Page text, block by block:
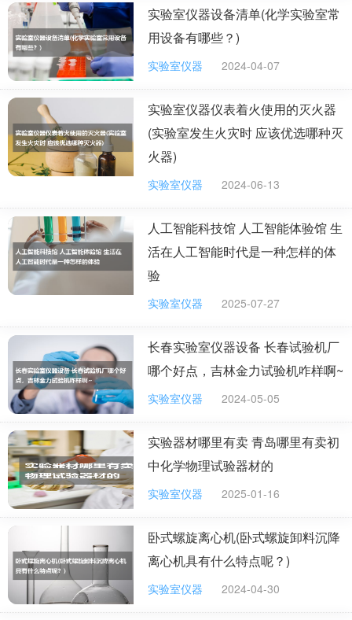
扩展资料：
火灾逃生时不要盲目跟从人流相互拥挤、乱冲乱窜。
撤离时要注意，朝明亮处或外面空旷的地方跑。起火后千
万不要乘坐电梯逃生，要通过防火通道走楼梯脱险。
室内有小孩、老人时，要用床单、窗帘等制作简易救
生绳，从窗台沿绳缓降至下面的楼层或地面，使他们尽快
脱险。从火场逃离后，假如身上衣服着了火，应尽快脱
掉，如来不及脱掉，可就地打滚灭火。
参考资料来源：人民网——电气火灾怎么防怎么救？
电气设备发生火灾时，怎样切断电源？带电灭火时应注
火
实验室安全操作规程
实验室安全操作规程 由于实验室设备大多为用电设备，因而由于操
作不慎可能导致人身安全与设备安全受到损害。为了保证实验工作
的顺利展开，为师生创造一个良好的、安全的实验环境，在本实验
室操作者都必须遵守以下的安全操作规程：一、不准穿拖鞋进入实
验室，注意保持实验室的清洁卫生；二、严格的按照仪器操作规
程，正确操作仪器；三、实验室内不准使用明火，就座后不得随意
来回走动，以免触碰电源、电缆等；四、实验时若发现仪器设备出
现故障或异常情况（如：有异味、冒烟等）时，应立即关闭电源开
关，拨掉电源插头，并及时向实验室管理人员报告。遇到此类情
况，实验者不得擅自处理、或不报告就擅自更换仪器，否则后果自
负；五、实验完毕，要关闭设备的电源、关好门窗、整理好仪器设
备，并打扫卫生；六、实验者还必须服从实验室工作人员的管理和
安排及《实验室管理制度》中有关安全操作的规定；上述有关规程
实验者必须严格执行，如有违反，一经发现，按国家或学校相关条
例进行处理并向有关领导报告，重者追究其法律责任。
实验室仪器设备清单(化学实验室常
用设备有哪些？)
实验室仪器 2024-04-07
实验室仪器仪表着火使用的灭火器
(实验室发生火灾时 应该优选哪种灭
火器)
实验室仪器 2024-06-13
人工智能科技馆 人工智能体验馆 生
活在人工智能时代是一种怎样的体
验
实验室仪器 2025-07-27
长春实验室仪器设备 长春试验机厂
哪个好点，吉林金力试验机咋样啊~
实验室仪器 2024-05-05
实验器材哪里有卖 青岛哪里有卖初
中化学物理试验器材的
实验室仪器 2025-01-16
卧式螺旋离心机(卧式螺旋卸料沉降
离心机具有什么特点呢？)
实验室仪器 2024-04-30